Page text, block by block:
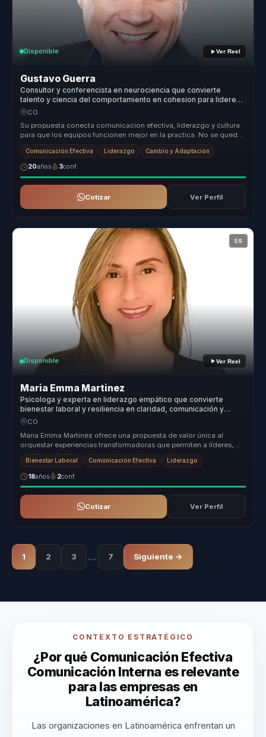
Disponible Ver Reel
Gustavo Guerra
Consultor y conferencista en neurociencia que convierte
talento y ciencia del comportamiento en cohesion para lideres
y equipos.
CO
Su propuesta conecta comunicacion efectiva, liderazgo y cultura
para que los equipos funcionen mejor en la practica. No se queda
en tecni...
Comunicación Efectiva Liderazgo Cambio y Adaptación
20años 3conf.
Cotizar Ver Perfil
ES
Disponible Ver Reel
Maria Emma Martinez
Psicologa y experta en liderazgo empático que convierte
bienestar laboral y resiliencia en claridad, comunicación y
fortaleza para equipos.
CO
Maria Emma Martinez ofrece una propuesta de valor única al
orquestar experiencias transformadoras que permiten a líderes,
directivos y re...
Bienestar Laboral Comunicación Efectiva Liderazgo
18años 2conf.
Cotizar Ver Perfil
1 2 3 … 7 Siguiente →
CONTEXTO ESTRATÉGICO
¿Por qué Comunicación Efectiva
Comunicación Interna es relevante
para las empresas en
Latinoamérica?
Las organizaciones en Latinoamérica enfrentan un